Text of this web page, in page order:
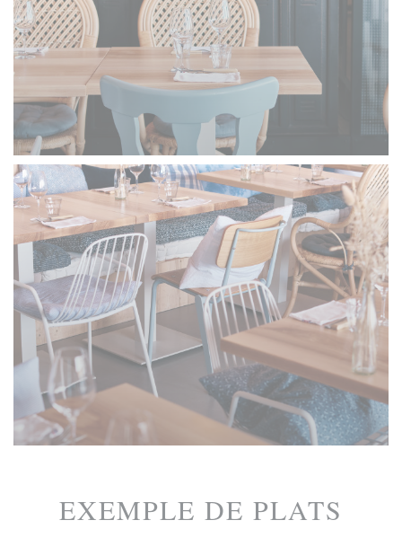
EXEMPLE DE PLATS